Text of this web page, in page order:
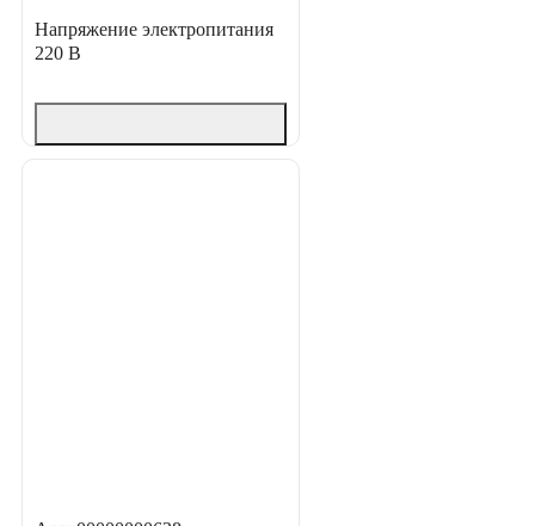
Напряжение электропитания
220 В